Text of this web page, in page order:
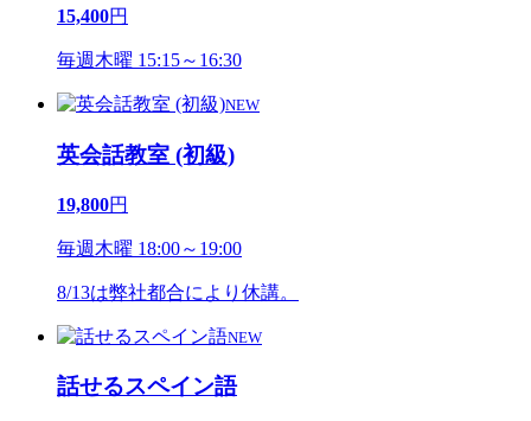
15,400円
毎週木曜 15:15～16:30
NEW
英会話教室 (初級)
19,800円
毎週木曜 18:00～19:00
8/13は弊社都合により休講。
NEW
話せるスペイン語